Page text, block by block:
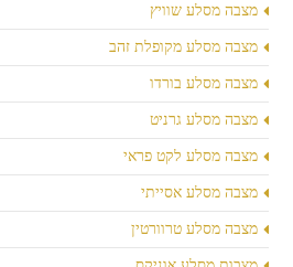
מצבה מסלע שוויץ
מצבה מסלע מקופלת זהב
מצבה מסלע בורדו
מצבה מסלע גרניט
מצבה מסלע לקט פראי
מצבה מסלע אסייתי
מצבה מסלע טרוורטין